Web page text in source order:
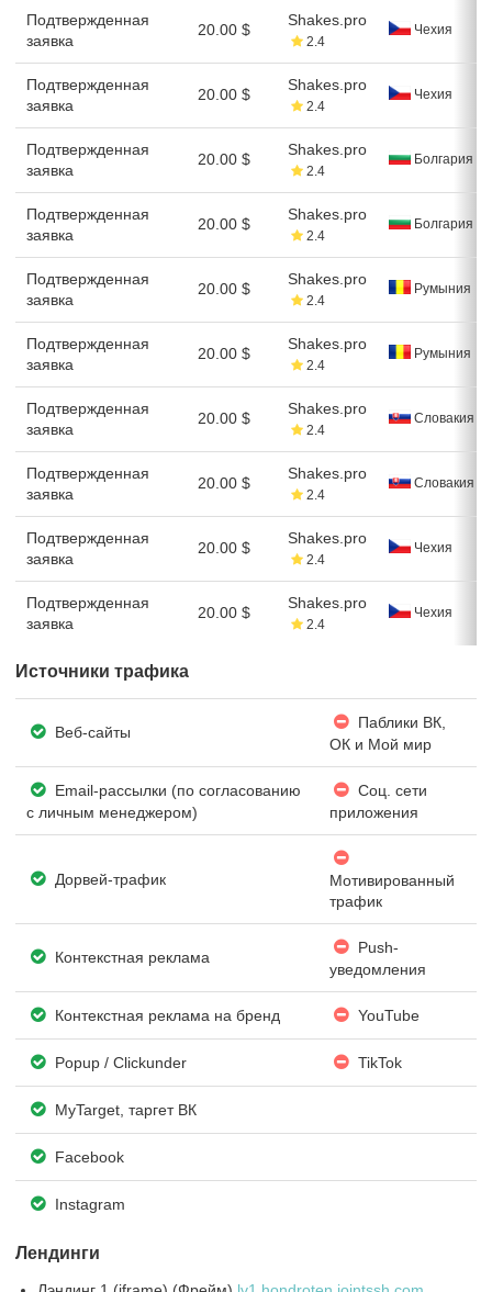
Подтвержденная
заявка
20.00 $
Shakes.pro
2.4
Чехия
Подтвержденная
заявка
20.00 $
Shakes.pro
2.4
Чехия
Подтвержденная
заявка
20.00 $
Shakes.pro
2.4
Болгария
Подтвержденная
заявка
20.00 $
Shakes.pro
2.4
Болгария
Подтвержденная
заявка
20.00 $
Shakes.pro
2.4
Румыния
Подтвержденная
заявка
20.00 $
Shakes.pro
2.4
Румыния
Подтвержденная
заявка
20.00 $
Shakes.pro
2.4
Словакия
Подтвержденная
заявка
20.00 $
Shakes.pro
2.4
Словакия
Подтвержденная
заявка
20.00 $
Shakes.pro
2.4
Чехия
Подтвержденная
заявка
20.00 $
Shakes.pro
2.4
Чехия
Источники трафика
Веб-сайты
Паблики ВК,
ОК и Мой мир
Email-рассылки (по согласованию
с личным менеджером)
Соц. сети
приложения
Дорвей-трафик
Мотивированный
трафик
Контекстная реклама
Push-
уведомления
Контекстная реклама на бренд YouTube
Popup / Clickunder TikTok
MyTarget, таргет ВК
Facebook
Instagram
Лендинги